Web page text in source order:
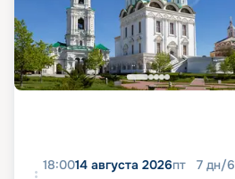
18:0014 августа 2026пт 7 дн/6